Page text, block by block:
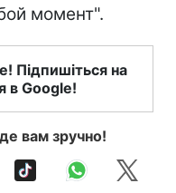
момент".
Підпишіться на
в Google!
вам зручно!